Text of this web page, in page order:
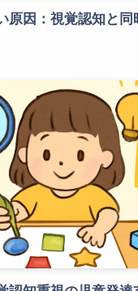
原因：視覚認知と同